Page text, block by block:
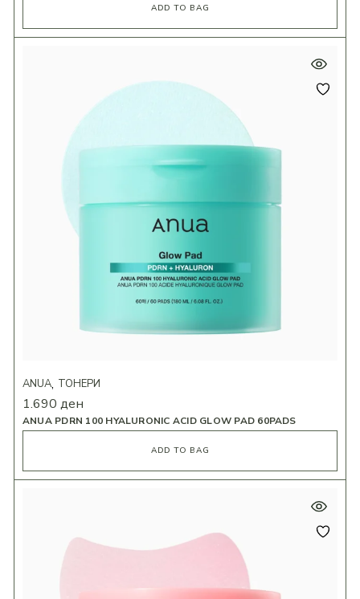
ADD TO BAG
ANUA PDRN 100 HYALURONIC ACID GLOW PAD 60PADS
ANUA ТОНЕРИ
1.690 ден
ADD TO BAG